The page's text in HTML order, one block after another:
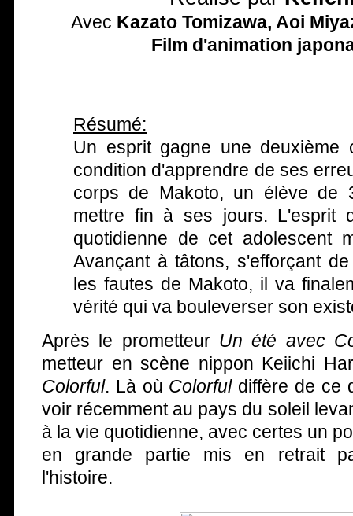
Avec Kazato Tomizawa, Aoi
Film d'animation
Résumé:
Un esprit gagne une deuxième
condition d'apprendre de ses
corps de Makoto, un élève de
mettre fin à ses jours. L'esprit
quotidienne de cet adolescent
Avançant à tâtons, s'efforçant
les fautes de Makoto, il va
vérité qui va bouleverser son
Après le prometteur Un été avec
metteur en scène nippon Keiichi
Colorful. Là où Colorfuldiffère de ce
voir récemment au pays du soleil
à la vie quotidienne, avec certes un
en grande partie mis en retrait
l'histoire.